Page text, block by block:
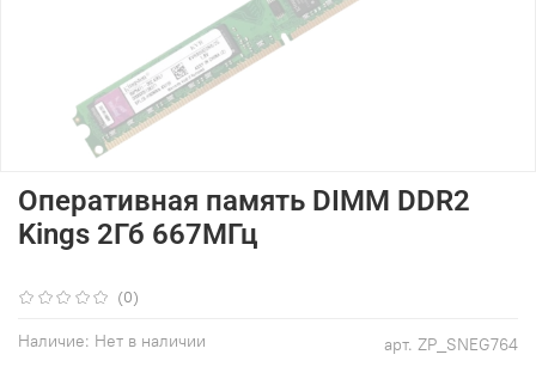
(0)
арт. ZP_SNEG764
Наличие: Нет в наличии
Оперативная память DIMM DDR2
Kings 2Гб 667МГц